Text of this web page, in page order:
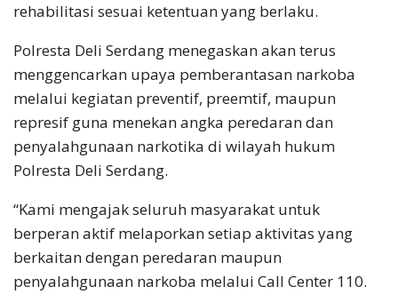
rehabilitasi sesuai ketentuan yang berlaku.
Polresta Deli Serdang menegaskan akan terus
menggencarkan upaya pemberantasan narkoba
melalui kegiatan preventif, preemtif, maupun
represif guna menekan angka peredaran dan
penyalahgunaan narkotika di wilayah hukum
Polresta Deli Serdang.
“Kami mengajak seluruh masyarakat untuk
berperan aktif melaporkan setiap aktivitas yang
berkaitan dengan peredaran maupun
penyalahgunaan narkoba melalui Call Center 110.